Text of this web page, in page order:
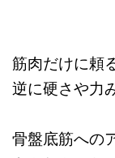
筋肉だけに頼
逆に硬さや力
骨盤底筋への